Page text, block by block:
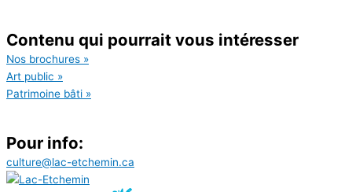
Contenu qui pourrait vous intéresser
Nos brochures »
Art public »
Patrimoine bâti »
Pour info:
culture@lac-etchemin.ca